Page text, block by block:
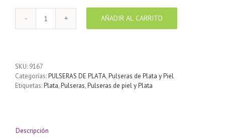
Pulsera
de
centro
de
AÑADIR AL CARRITO
SKU: 9167
Categorías:PULSERAS DE PLATA,Pulseras de Plata y Piel
Etiquetas:Plata,Pulseras,Pulseras de piel y Plata
Descripción